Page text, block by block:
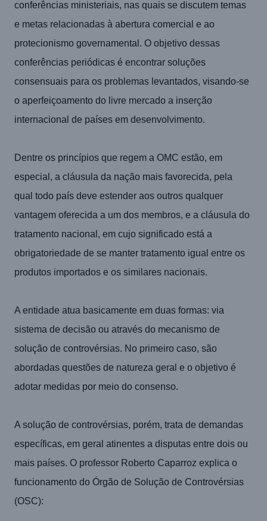
conferências ministeriais, nas quais se discutem temas
e metas relacionadas à abertura comercial e ao
protecionismo governamental. O objetivo dessas
conferências periódicas é encontrar soluções
consensuais para os problemas levantados, visando-se
o aperfeiçoamento do livre mercado a inserção
internacional de países em desenvolvimento.
Dentre os princípios que regem a OMC estão, em
especial, a cláusula da nação mais favorecida, pela
qual todo país deve estender aos outros qualquer
vantagem oferecida a um dos membros, e a cláusula do
tratamento nacional, em cujo significado está a
obrigatoriedade de se manter tratamento igual entre os
produtos importados e os similares nacionais.
A entidade atua basicamente em duas formas: via
sistema de decisão ou através do mecanismo de
solução de controvérsias. No primeiro caso, são
abordadas questões de natureza geral e o objetivo é
adotar medidas por meio do consenso.
A solução de controvérsias, porém, trata de demandas
específicas, em geral atinentes a disputas entre dois ou
mais países. O professor Roberto Caparroz explica o
funcionamento do Órgão de Solução de Controvérsias
(OSC):